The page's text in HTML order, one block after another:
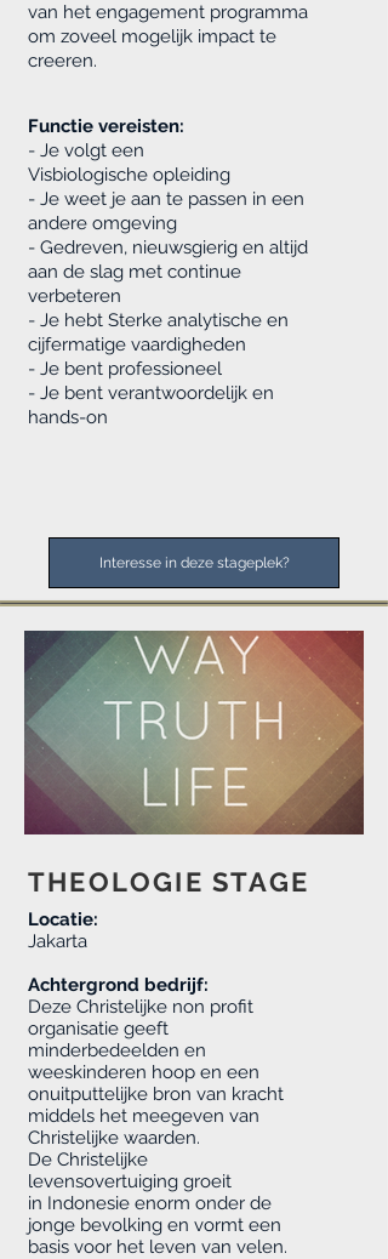
van het engagement programma
om zoveel mogelijk impact te
creeren.
Functie vereisten:
- Je volgt een
Visbiologische opleiding
- Je weet je aan te passen in een
andere omgeving
- Gedreven, nieuwsgierig en altijd
aan de slag met continue
verbeteren
- Je hebt Sterke analytische en
cijfermatige vaardigheden
- Je bent professioneel
- Je bent verantwoordelijk en
hands-on
Interesse in deze stageplek?
THEOLOGIE STAGE
Locatie:
Jakarta
Achtergrond bedrijf:
Deze Christelijke non profit
organisatie geeft
minderbedeelden en
weeskinderen hoop en een
onuitputtelijke bron van kracht
middels het meegeven van
Christelijke waarden.
De Christelijke
levensovertuiging groeit
in Indonesie enorm onder de
jonge bevolking en vormt een
basis voor het leven van velen.